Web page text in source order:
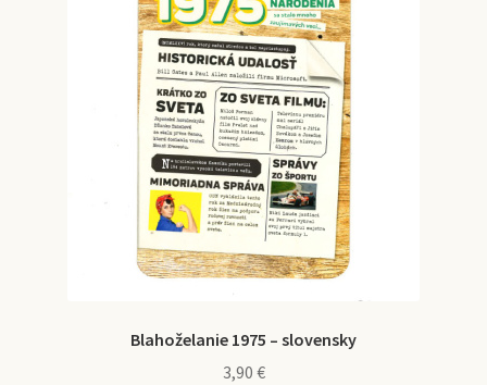
Blahoželanie 1975 – slovensky
3,90 €